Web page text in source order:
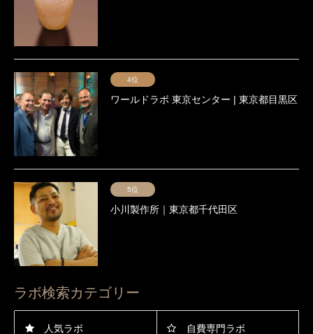
4位
ワールドラボ 東京センター | 東京都目黒区
5位
小川製作所｜東京都千代田区
ラボ検索カテゴリー
人気ラボ 自費専門ラボ